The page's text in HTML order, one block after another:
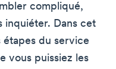
compliqué,
inquiéter. Dans cet
étapes du service
vous puissiez les